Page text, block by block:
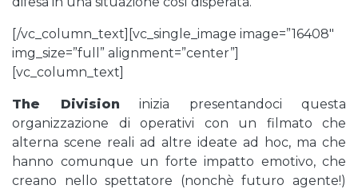
[/vc_column_text][vc_single_image image=”16408″
img_size=”full” alignment=”center”]
[vc_column_text]
The Division inizia presentandoci questa
organizzazione di operativi con un filmato che
alterna scene reali ad altre ideate ad hoc, ma che
hanno comunque un forte impatto emotivo, che
creano nello spettatore (nonchè futuro agente!)